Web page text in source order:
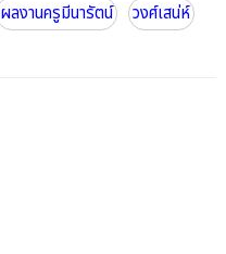
ผลงานครูมีนารัตน์ วงศ์เสน่ห์